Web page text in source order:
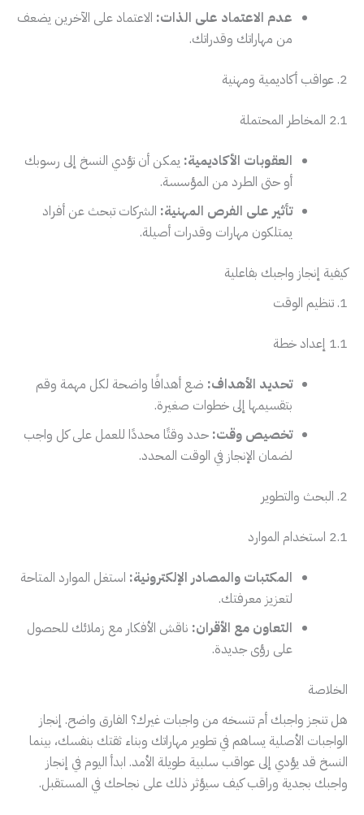
عدم الاعتماد على الذات: الاعتماد على الآخرين يضعف
من مهاراتك وقدراتك.
2. عواقب أكاديمية ومهنية
2.1 المخاطر المحتملة
العقوبات الأكاديمية: يمكن أن تؤدي النسخ إلى رسوبك
أو حتى الطرد من المؤسسة.
تأثير على الفرص المهنية: الشركات تبحث عن أفراد
يمتلكون مهارات وقدرات أصيلة.
كيفية إنجاز واجبك بفاعلية
1. تنظيم الوقت
1.1 إعداد خطة
تحديد الأهداف: ضع أهدافًا واضحة لكل مهمة وقم
بتقسيمها إلى خطوات صغيرة.
تخصيص وقت: حدد وقتًا محددًا للعمل على كل واجب
لضمان الإنجاز في الوقت المحدد.
2. البحث والتطوير
2.1 استخدام الموارد
المكتبات والمصادر الإلكترونية: استغل الموارد المتاحة
لتعزيز معرفتك.
التعاون مع الأقران: ناقش الأفكار مع زملائك للحصول
على رؤى جديدة.
الخلاصة
هل تنجز واجبك أم تنسخه من واجبات غيرك؟ الفارق واضح. إنجاز
الواجبات الأصلية يساهم في تطوير مهاراتك وبناء ثقتك بنفسك، بينما
النسخ قد يؤدي إلى عواقب سلبية طويلة الأمد. ابدأ اليوم في إنجاز
واجبك بجدية وراقب كيف سيؤثر ذلك على نجاحك في المستقبل.